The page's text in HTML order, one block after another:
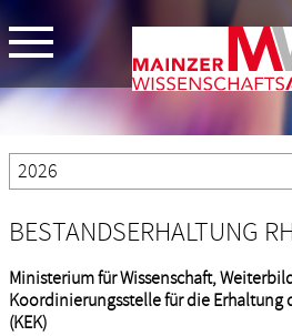
BESTANDSERHALTUNG
Ministerium für Wissenschaft,
Koordinierungsstelle für die Erhaltung
(KEK)